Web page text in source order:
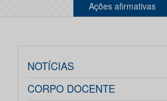
Ações afirmativas
NOTÍCIAS
CORPO DOCENTE